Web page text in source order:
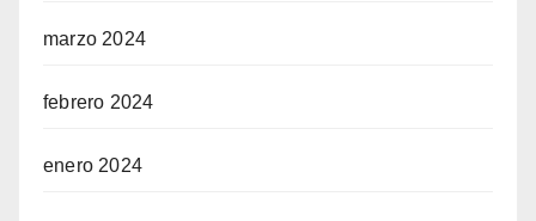
marzo 2024
febrero 2024
enero 2024